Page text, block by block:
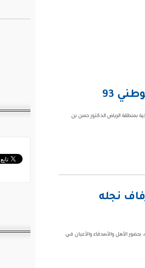
93
المملكة بحضور مدير عام الشؤون الصحية بمنطقة الرياض الدكتور حسن بن
نجله
الأهل والأصدقاء والأعيان في